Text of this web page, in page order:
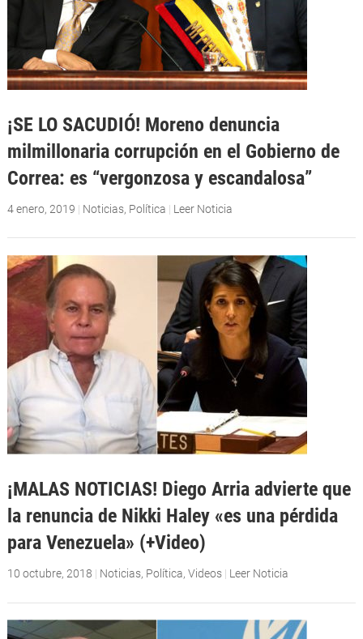
¡SE LO SACUDIÓ! Moreno denuncia
milmillonaria corrupción en el Gobierno de
Correa: es “vergonzosa y escandalosa”
4 enero, 2019 | Noticias, Política | Leer Noticia
¡MALAS NOTICIAS! Diego Arria advierte que
la renuncia de Nikki Haley «es una pérdida
para Venezuela» (+Video)
10 octubre, 2018 | Noticias, Política, Videos | Leer Noticia